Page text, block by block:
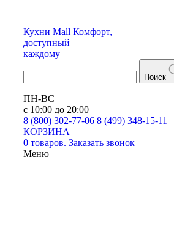
Кухни Mall Комфорт,
доступный
каждому
Поиск
ПН-ВС
с 10:00 до 20:00
8 (800) 302-77-06 8 (499) 348-15-11
КОРЗИНА
0 товаров. Заказать звонок
Меню